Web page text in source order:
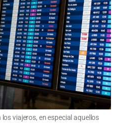
viajeros, en especial aquellos